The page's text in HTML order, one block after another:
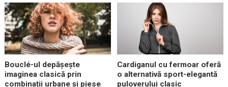
Bouclé-ul depășește
imaginea clasică prin
combinații urbane și piese
Cardiganul cu fermoar oferă
o alternativă sport-elegantă
puloverului clasic